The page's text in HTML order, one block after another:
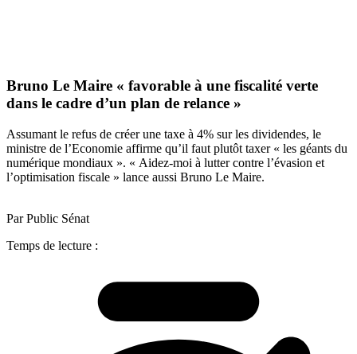
Bruno Le Maire « favorable à une fiscalité verte
dans le cadre d’un plan de relance »
Assumant le refus de créer une taxe à 4% sur les dividendes, le
ministre de l’Economie affirme qu’il faut plutôt taxer « les géants du
numérique mondiaux ». « Aidez-moi à lutter contre l’évasion et
l’optimisation fiscale » lance aussi Bruno Le Maire.
Par Public Sénat
Temps de lecture :